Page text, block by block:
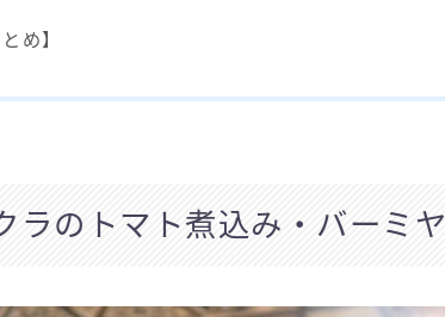
め】
ラのトマト煮込み・バーミヤ